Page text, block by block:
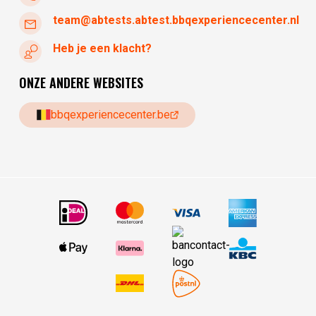
team@abtests.abtest.bbqexperiencecenter.nl
Heb je een klacht?
ONZE ANDERE WEBSITES
bbqexperiencecenter.be